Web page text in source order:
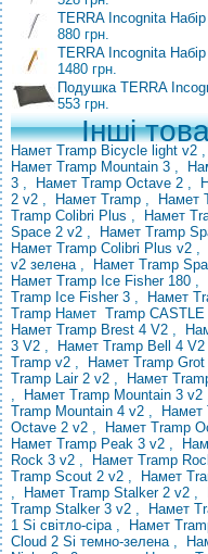
TERRA Incognita
880 грн.
TERRA Incognita
1480 грн.
Подушка TERRA
553 грн.
Інші
Намет Tramp Bicycle light v2
Намет Tramp Mountain 3 ,
3 , Намет Tramp Octave 2 ,
2 v2 , Намет Tramp , Намет
Tramp Colibri Plus , Намет
Space 2 v2 , Намет Tramp
Намет Tramp Colibri Plus v2 ,
v2 зелена , Намет Tramp
Намет Tramp Ice Fisher 180 ,
Tramp Ice Fisher 3 , Намет
Tramp Намет Tramp CASTLE
Намет Tramp Brest 4 V2 ,
3 V2 , Намет Tramp Bell 4 V2
Tramp v2 , Намет Tramp
Tramp Lair 2 v2 , Намет
,
Намет Tramp Mountain 3 v2
Tramp Mountain 4 v2 , Намет
Octave 2 v2 , Намет Tramp
Намет Tramp Peak 3 v2 ,
Rock 3 v2 , Намет Tramp
Tramp Scout 2 v2 , Намет
,
Намет Tramp Stalker 2 v2 ,
Tramp Stalker 3 v2 , Намет
1 Si світло-сіра , Намет
Cloud 2 Si темно-зелена ,